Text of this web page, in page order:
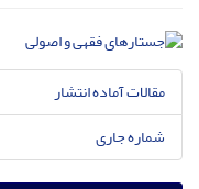
مقالات آماده انتشار
شماره جاری